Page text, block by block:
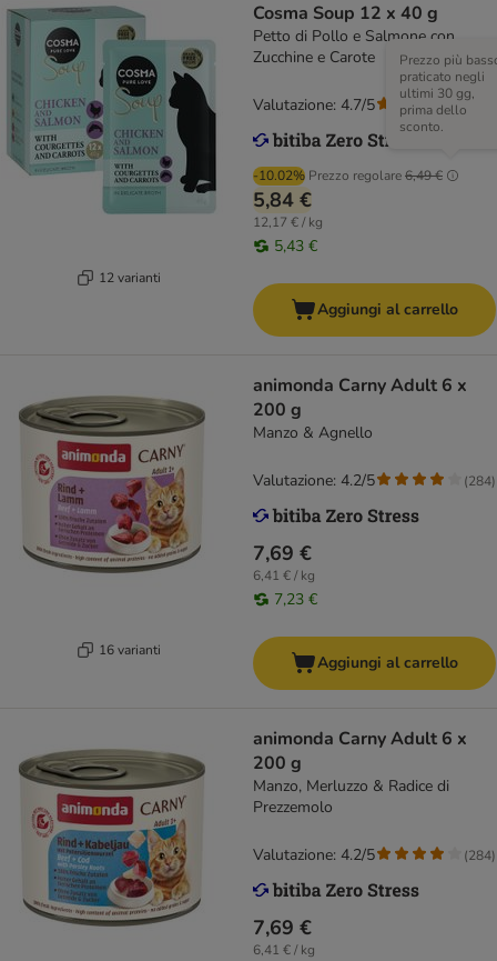
12 varianti
Cosma Soup 12 x 40 g
Petto di Pollo e Salmone con
Zucchine e Carote
-10.02% Prezzo regolare6,49 €
Prezzo più
praticato negli
ultimi 30 gg,
prima dello
sconto.
5,84 €
12,17 € / kg
5,43 €
Valutazione: 4.7/5 (125
Aggiungi al carrello
16 varianti
animonda Carny Adult 6 x
200 g
Manzo & Agnello
7,69 €
6,41 € / kg
7,23 €
Valutazione: 4.2/5 (284)
Aggiungi al carrello
animonda Carny Adult 6 x
200 g
Manzo, Merluzzo & Radice di
Prezzemolo
7,69 €
6,41 € / kg
Valutazione: 4.2/5 (284)